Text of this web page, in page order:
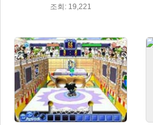
조회: 19,221